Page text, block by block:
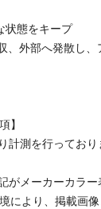
状態をキープ
、外部へ発散し
】
測を行ってお
メーカーカラー
により、掲載画